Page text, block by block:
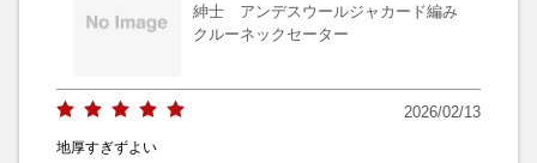
紳士 アンデスウールジャカード編み
クルーネックセーター
2026/02/13
地厚すぎずよい